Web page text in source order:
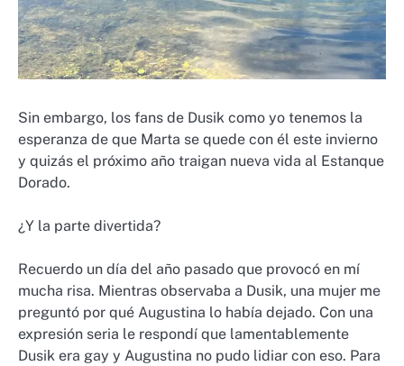
Sin embargo, los fans de Dusik como yo tenemos la
esperanza de que Marta se quede con él este invierno
y quizás el próximo año traigan nueva vida al Estanque
Dorado.
¿Y la parte divertida?
Recuerdo un día del año pasado que provocó en mí
mucha risa. Mientras observaba a Dusik, una mujer me
preguntó por qué Augustina lo había dejado. Con una
expresión seria le respondí que lamentablemente
Dusik era gay y Augustina no pudo lidiar con eso. Para